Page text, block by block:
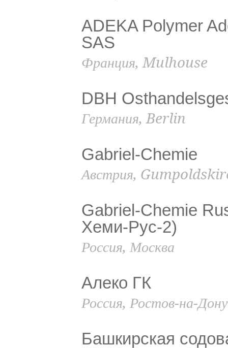
ADEKA Polymer
SAS
Франция, Mulhouse
DBH
Германия, Berlin
Gabriel-Chemie
Австрия,
Gabriel-Chemie
Хеми-Рус-2)
Россия, Москва
Алеко ГК
Россия, Ростов-на-Дону
Башкирская